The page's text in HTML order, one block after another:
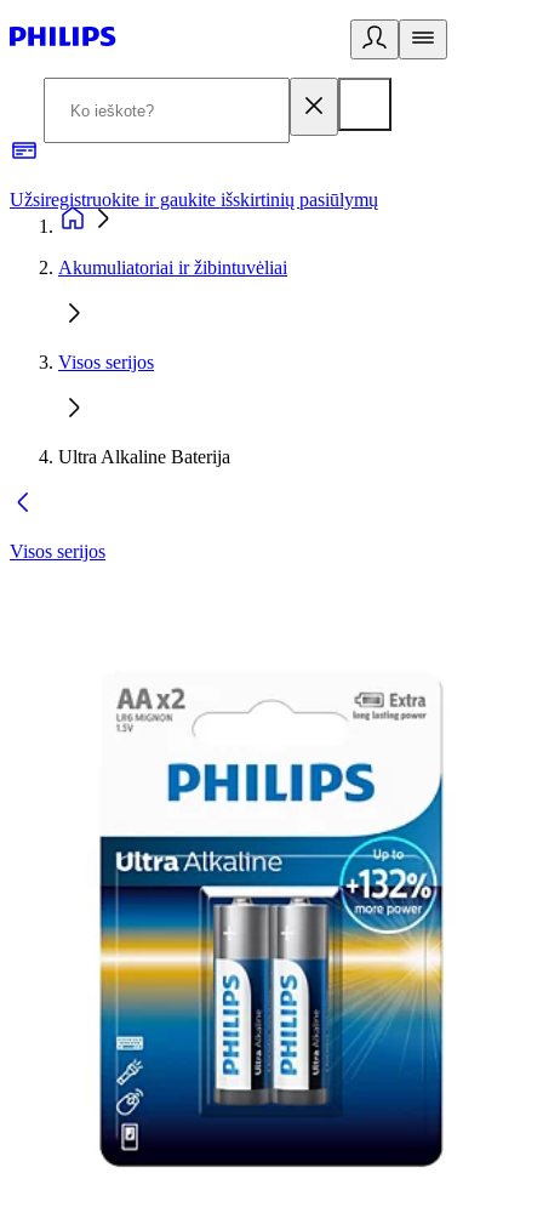
Užsiregistruokite ir gaukite išskirtinių pasiūlymų
Akumuliatoriai ir žibintuvėliai
Visos serijos
Ultra Alkaline Baterija
Visos serijos